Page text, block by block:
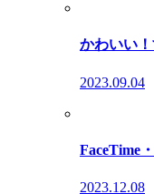
かわいい
2023.09.04
FaceTime
2023.12.08